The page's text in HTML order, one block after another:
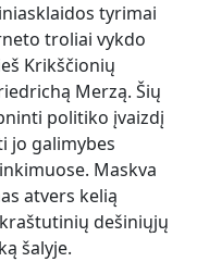
tyrimai
troliai vykdo
Krikščionių
Merzą. Šių
politiko įvaizdį
jo galimybes
Maskva
atvers kelią
dešiniųjų
šalyje.